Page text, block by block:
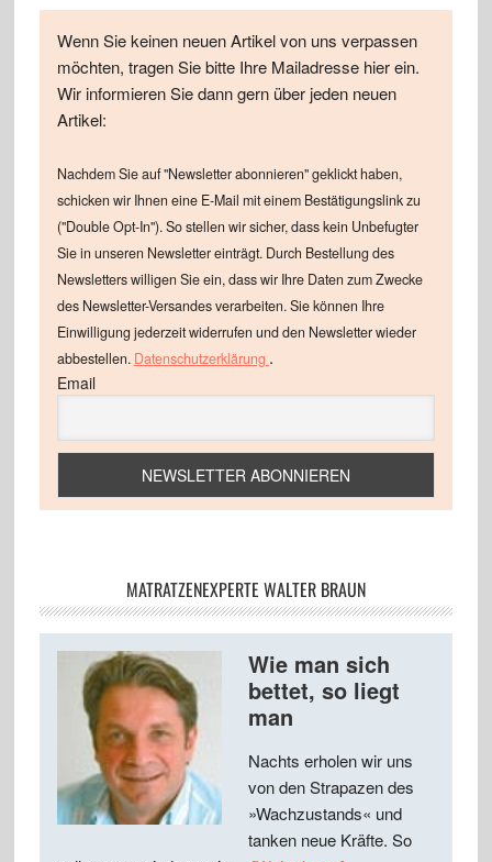
Wenn Sie keinen neuen Artikel von uns verpassen
möchten, tragen Sie bitte Ihre Mailadresse hier ein.
Wir informieren Sie dann gern über jeden neuen
Artikel:
Nachdem Sie auf "Newsletter abonnieren" geklickt haben,
schicken wir Ihnen eine E-Mail mit einem Bestätigungslink zu
("Double Opt-In"). So stellen wir sicher, dass kein Unbefugter
Sie in unseren Newsletter einträgt. Durch Bestellung des
Newsletters willigen Sie ein, dass wir Ihre Daten zum Zwecke
des Newsletter-Versandes verarbeiten. Sie können Ihre
Einwilligung jederzeit widerrufen und den Newsletter wieder
abbestellen. Datenschutzerklärung .
Email
MATRATZENEXPERTE WALTER BRAUN
Wie man sich
bettet, so liegt
man
Nachts erholen wir uns
von den Strapazen des
»Wachzustands« und
tanken neue Kräfte. So